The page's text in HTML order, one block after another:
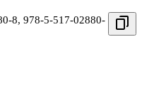
8, 978-5-517-02880-